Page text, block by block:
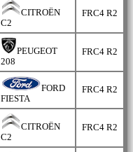
CITROËN
C2
FRC4 R2
PEUGEOT
208
FRC4 R2
FORD
FIESTA
FRC4 R2
CITROËN
C2
FRC4 R2